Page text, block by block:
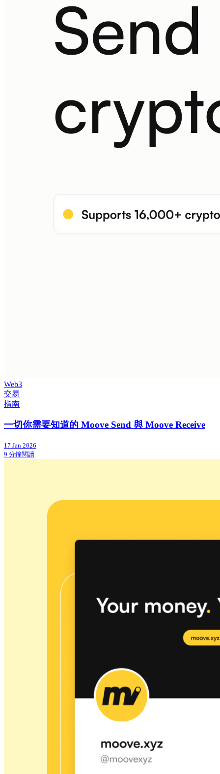
Web3
交易
指南
一切你需要知道的 Moove Send 與 Moove Receive
17 Jan 2026
9 分鐘閱讀